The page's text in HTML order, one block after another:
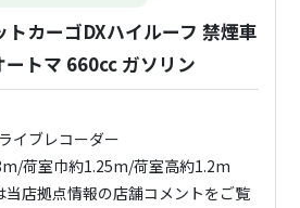
トカーゴDXハイルーフ 禁煙車
ートマ 660cc ガソリン
イブレコーダー
荷室巾約1.25m/荷室高約1.2m
当店拠点情報の店舗コメントをご覧